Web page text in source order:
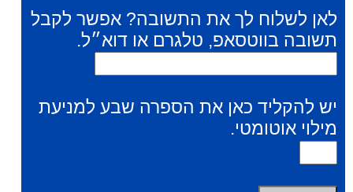
לאן לשלוח לך את התשובה? אפשר לקבל
תשובה בווטסאפ, טלגרם או דוא״ל.
יש להקליד כאן את הספרה שבע למניעת
מילוי אוטומטי.